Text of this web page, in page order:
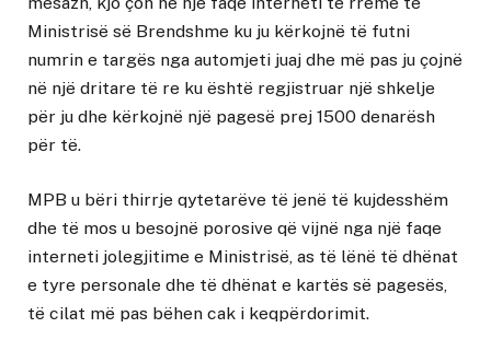
Ministrisë së Brendshme ku ju kërkojnë të futni
numrin e targës nga automjeti juaj dhe më pas ju çojnë
në një dritare të re ku është regjistruar një shkelje
për ju dhe kërkojnë një pagesë prej 1500 denarësh
për të.
MPB u bëri thirrje qytetarëve të jenë të kujdesshëm
dhe të mos u besojnë porosive që vijnë nga një faqe
interneti jolegjitime e Ministrisë, as të lënë të dhënat
e tyre personale dhe të dhënat e kartës së pagesës,
të cilat më pas bëhen cak i keqpërdorimit.